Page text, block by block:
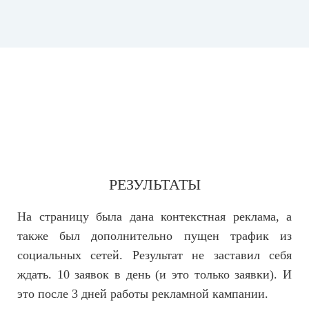
РЕЗУЛЬТАТЫ
На страницу была дана контекстная реклама, а
также был дополнительно пущен трафик из
социальных сетей. Результат не заставил себя
ждать. 10 заявок в день (и это только заявки). И
это после 3 дней работы рекламной кампании.